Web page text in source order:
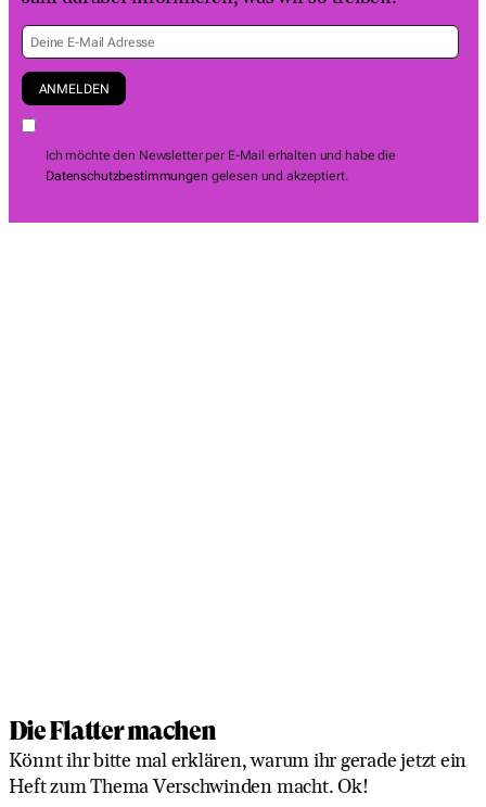
Ich möchte den Newsletter per E-Mail erhalten und habe die
Datenschutzbestimmungen gelesen und akzeptiert.
Die Flatter machen
Könnt ihr bitte mal erklären, warum ihr gerade jetzt ein
Heft zum Thema Verschwinden macht. Ok!